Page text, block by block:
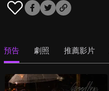
預告 劇照 推薦影片